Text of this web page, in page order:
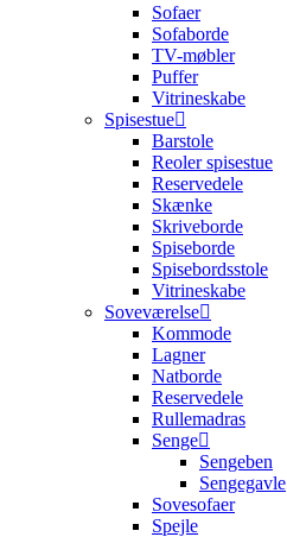
Sofaer
Sofaborde
TV-møbler
Puffer
Vitrineskabe
Spisestue
Barstole
Reoler spisestue
Reservedele
Skænke
Skriveborde
Spiseborde
Spisebordsstole
Vitrineskabe
Soveværelse
Kommode
Lagner
Natborde
Reservedele
Rullemadras
Senge
Sengeben
Sengegavle
Sovesofaer
Spejle